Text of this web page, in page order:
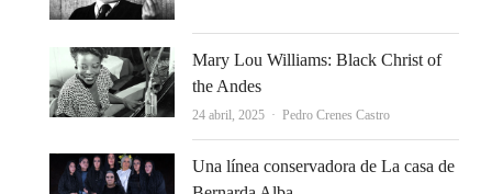
Mary Lou Williams: Black Christ of
the Andes
24 abril, 2025 Autor
Pedro Crenes Castro
Una línea conservadora de La casa de